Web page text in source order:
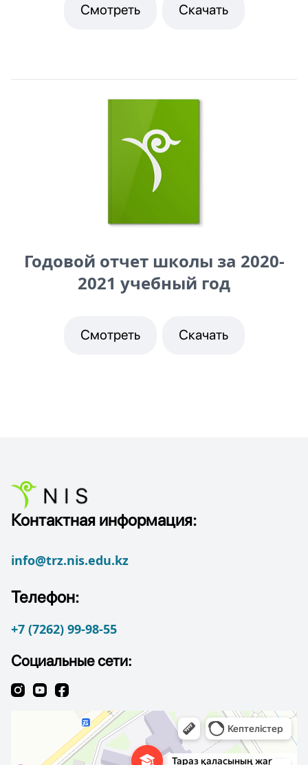
Смотреть Скачать
Годовой отчет школы за 2020-
2021 учебный год
Смотреть Скачать
Контактная информация:
info@trz.nis.edu.kz
Телефон:
+7 (7262) 99-98-55
Социальные сети: